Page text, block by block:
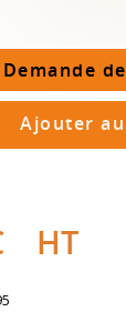
Demande
Ajouter
HT